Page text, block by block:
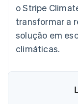
Stripe
Veja como a
o Stripe
transformar a
solução em
climáticas.